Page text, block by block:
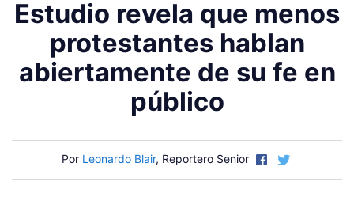
Estudio revela que menos
protestantes hablan
abiertamente de su fe en
público
Por Leonardo Blair, Reportero Senior